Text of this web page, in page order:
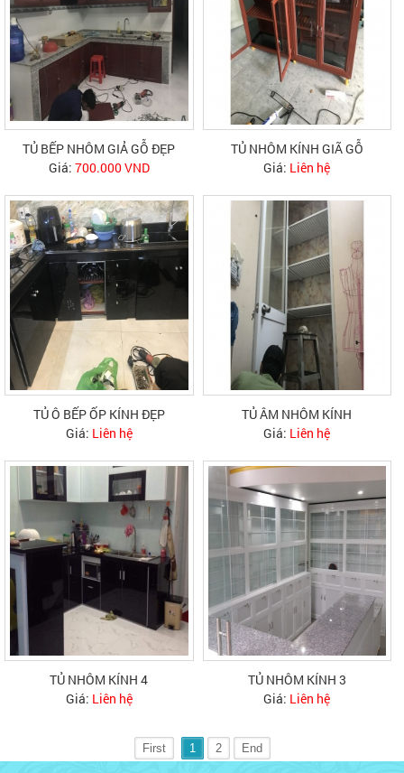
TỦ BẾP NHÔM GIẢ GỖ ĐẸP
Giá: 700.000 VND
TỦ NHÔM KÍNH GIÃ GỖ
Giá: Liên hệ
TỦ Ô BẾP ỐP KÍNH ĐẸP
Giá: Liên hệ
TỦ ÂM NHÔM KÍNH
Giá: Liên hệ
TỦ NHÔM KÍNH 4
Giá: Liên hệ
TỦ NHÔM KÍNH 3
Giá: Liên hệ
First 1 2 End